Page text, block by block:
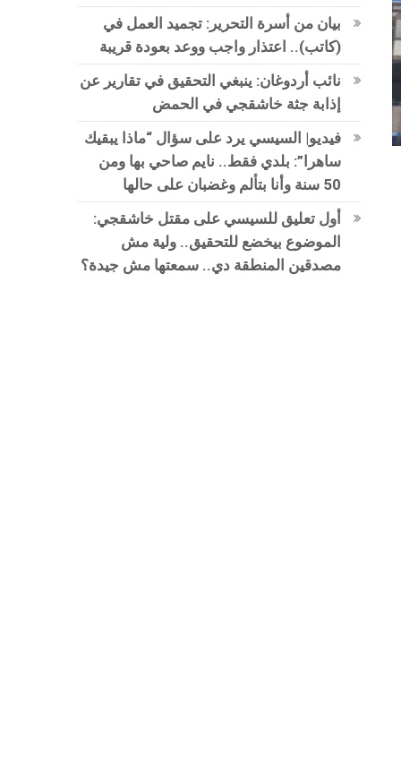
بيان من أسرة التحرير: تجميد العمل في
(كاتب).. اعتذار واجب ووعد بعودة قريبة
نائب أردوغان: ينبغي التحقيق في تقارير عن
إذابة جثة خاشقجي في الحمض
فيديو| السيسي يرد على سؤال “ماذا يبقيك
ساهرا”: بلدي فقط.. نايم صاحي بها ومن
50 سنة وأنا بتألم وغضبان على حالها
أول تعليق للسيسي على مقتل خاشقجي:
الموضوع بيخضع للتحقيق.. ولية مش
مصدقين المنطقة دي.. سمعتها مش جيدة؟